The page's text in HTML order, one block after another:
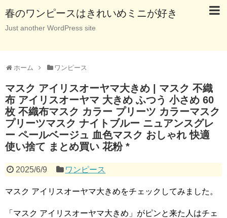
春のワンピースはきれいめミニが好き
Just another WordPress site
ホーム ワンピース
マスク アイリスオーヤマ大きめ | マスク 不織
布 アイリスオーヤマ 大きめ ふつう 小さめ 60
枚 不織布マスク カラー プリーツ カラーマスク
プリーツマスク ナイトブルー ニュアンスグレ
ー ペールベージュ 血色マスク おしゃれ 快適
使い捨て まとめ買い 花粉 *
2025/6/9 ワンピース
マスク アイリスオーヤマ大きめをチェックしてみました。
「マスク アイリスオーヤマ大きめ」がピンと来た人はチェ